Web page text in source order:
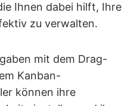
Ihnen dabei hilft, Ihre
zu verwalten.
mit dem Drag-
Kanban-
können ihre